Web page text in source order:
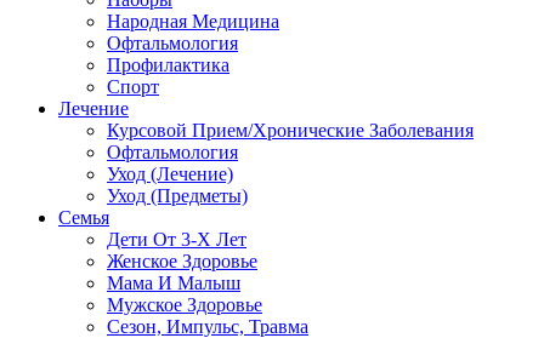
Народная Медицина
Офтальмология
Профилактика
Спорт
Лечение
Курсовой Прием/Хронические Заболевания
Офтальмология
Уход (Лечение)
Уход (Предметы)
Семья
Дети От 3-Х Лет
Женское Здоровье
Мама И Малыш
Мужское Здоровье
Сезон, Импульс, Травма